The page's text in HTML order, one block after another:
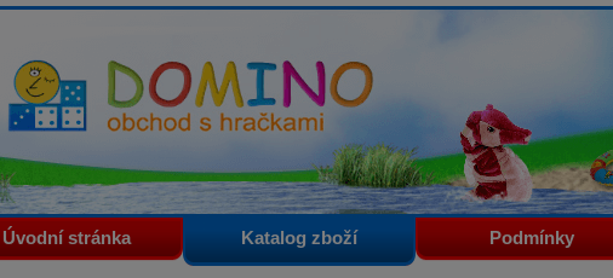
Domino - obchod s hračkami
Úvodní stránka Katalog zboží Podmínky